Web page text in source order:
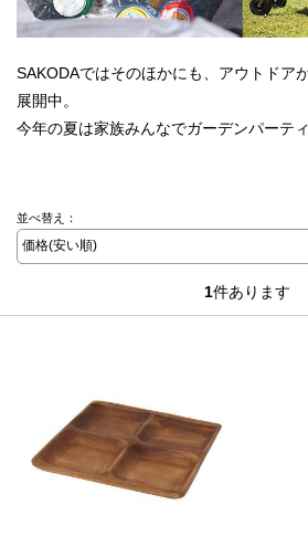
SAKODAではそのほかにも、アウトドア
展開中。
今年の夏は家族みんなでガーデンパーテ
並べ替え：
1件あります